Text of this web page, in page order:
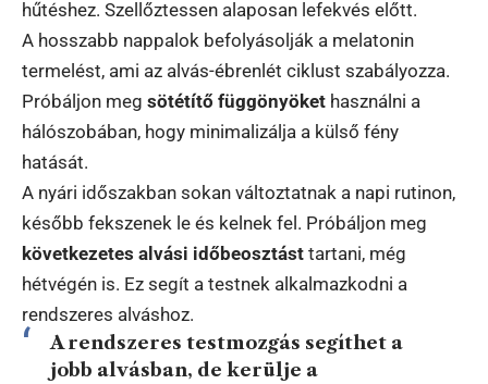
hűtéshez. Szellőztessen alaposan lefekvés előtt.
A hosszabb nappalok befolyásolják a melatonin
termelést, ami az alvás-ébrenlét ciklust szabályozza.
Próbáljon meg sötétítő függönyöket használni a
hálószobában, hogy minimalizálja a külső fény
hatását.
A nyári időszakban sokan változtatnak a napi rutinon,
később fekszenek le és kelnek fel. Próbáljon meg
következetes alvási időbeosztást tartani, még
hétvégén is. Ez segít a testnek alkalmazkodni a
rendszeres alváshoz.
A rendszeres testmozgás segíthet a
jobb alvásban, de kerülje a